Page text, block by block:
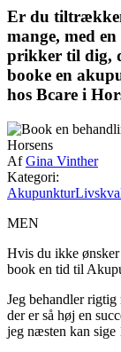
Er du
mange, med
prikker til dig,
booke en
hos Bcare i
AfGina Vinther
Kategori:
Akupunktur
MEN
Hvis du ikke ønsker
book en tid til
Jeg behandler
der er så høj en
jeg næsten kan